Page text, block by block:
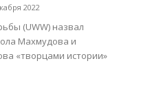
2022
(UWW) назвал
Махмудова и
«творцами истории»